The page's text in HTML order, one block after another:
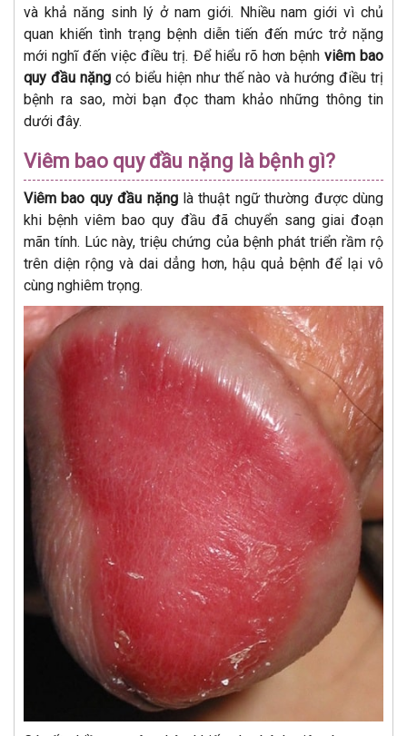
và khả năng sinh lý ở nam giới. Nhiều nam giới vì chủ
quan khiến tình trạng bệnh diễn tiến đến mức trở nặng
mới nghĩ đến việc điều trị. Để hiểu rõ hơn bệnh viêm bao
quy đầu nặng có biểu hiện như thế nào và hướng điều trị
bệnh ra sao, mời bạn đọc tham khảo những thông tin
dưới đây.
Viêm bao quy đầu nặng là bệnh gì?
Viêm bao quy đầu nặnglà thuật ngữ thường được dùng
khi bệnh viêm bao quy đầu đã chuyển sang giai đoạn
mãn tính. Lúc này, triệu chứng của bệnh phát triển rầm rộ
trên diện rộng và dai dẳng hơn, hậu quả bệnh để lại vô
cùng nghiêm trọng.